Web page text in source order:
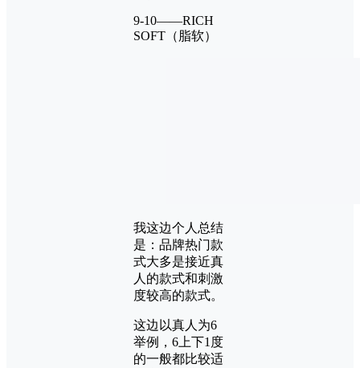
9-10——RICH
SOFT（脂软）
我这边个人总结
是：品牌热门款
式大多是接近真
人的款式和刺激
度较高的款式。
这边以真人为6
举例，6上下1度
的一般都比较适